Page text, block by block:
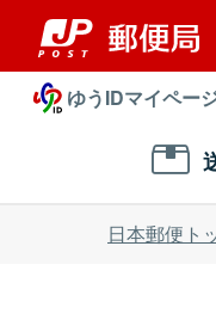
ゆうIDマイペー
日本郵便ト